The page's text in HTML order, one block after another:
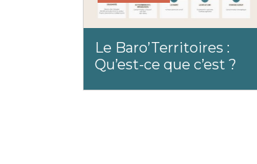
Le Baro’Territoires :
Qu’est-ce que c’est ?